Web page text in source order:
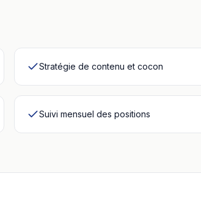
Stratégie de contenu et cocon
Suivi mensuel des positions